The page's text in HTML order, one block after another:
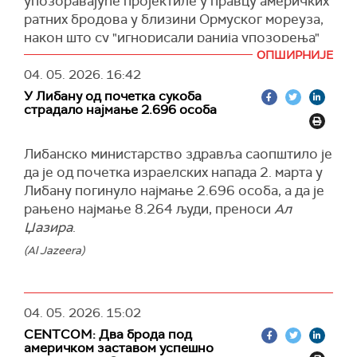
међународноправног основа и мандат
немачког Бундестага.
Немачки званичници наводе да се ситуација у
региону пажљиво прати у координацији са
НАТО савезницима.
(Танјуг)
све поморске покрете који су супротни
њиховим декларисаним принципима.
Ти бродови, како се наводи, суочавају се са
озбиљним ризицима, а бродови који крше
(Танјуг)
ратних бродова у близини Ормуског мореуза,
након што су "игнорисали ранија упозорења"
да не прилазе тој стратешкој поморској рути.
У саопштењу морнарице ИРГЦ наводи се да су
бродови наводно искључили транспондере и
покушали да се приближе мореузу у "тихом
радарске системе.
ИРГЦ истиче да је акција била одговор на,
како наводе, кршење примирја и покушај
приближавања у зони која је под контролом
иранских снага од ескалације сукоба у
региону, преноси иранска ТВ Прес.
упозорење, морнарица Исламске Републике
Иран испалила је упозоравајуће хице
ОПШИРНИЈЕ
04. 05. 2026. 16:42
У Либану од почетка сукоба
страдало најмање 2.696 особа
Либанско министарство здравља саопштило је
да је од почетка израелских напада 2. марта у
Либану погинуло најмање 2.696 особа, а да је
рањено најмање 8.264 људи, преноси Ал
Џазира.
(Al Jazeera)
04. 05. 2026. 15:02
CENTCOM: Два брода под
америчком заставом успешно